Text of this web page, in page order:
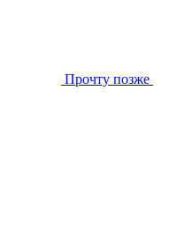
Прочту позже